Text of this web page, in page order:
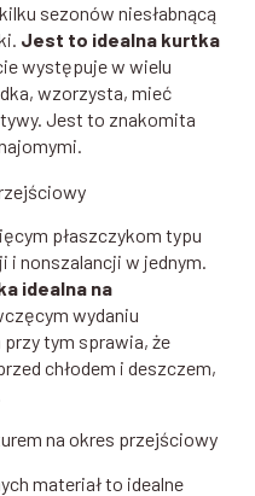
sezonów niesłabnącą
Jest to idealna kurtka
występuje w wielu
wzorzysta, mieć
Jest to znakomita
płaszczykom typu
i nonszalancji w jednym.
idealna na
wydaniu
tym sprawia, że
chłodem i deszczem,
na okres przejściowy
materiał to idealne